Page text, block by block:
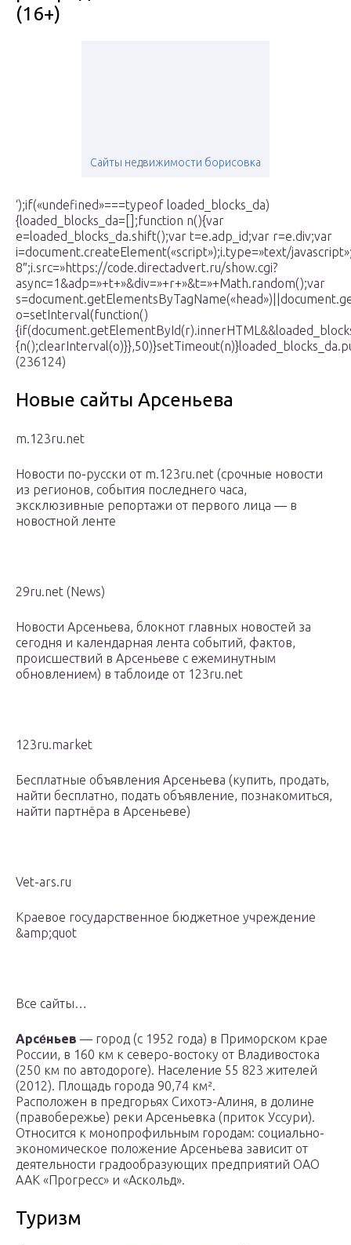
(16+)
Сайты недвижимости борисовка
‘);if(«undefined»===typeof loaded_blocks_da)
{loaded_blocks_da=[];function n(){var
e=loaded_blocks_da.shift();var t=e.adp_id;var r=e.div;var
i=document.createElement(«script»);i.type=»text/
8″;i.src=»https://code.directadvert.ru/show.cgi?
async=1&adp=»+t+»&div=»+r+»&t=»+Math.random();var
o=setInterval(function()
(236124)
Новые сайты Арсеньева
m.123ru.net
Новости по-русски от m.123ru.net (срочные новости
из регионов, события последнего часа,
эксклюзивные репортажи от первого лица — в
новостной ленте
29ru.net (News)
Новости Арсеньева, блокнот главных новостей за
сегодня и календарная лента событий, фактов,
происшествий в Арсеньеве с ежеминутным
обновлением) в таблоиде от 123ru.net
123ru.market
Бесплатные объявления Арсеньева (купить, продать,
найти бесплатно, подать объявление, познакомиться,
найти партнёра в Арсеньеве)
Vet-ars.ru
Краевое государственное бюджетное учреждение
&amp;quot
Все сайты…
Арсе́ньев — город (с 1952 года) в Приморском крае
России, в 160 км к северо-востоку от Владивостока
(250 км по автодороге). Население 55 823 жителей
(2012). Площадь города 90,74 км².
Расположен в предгорьях Сихотэ-Алиня, в долине
(правобережье) реки Арсеньевка (приток Уссури).
Относится к монопрофильным городам: социально-
экономическое положение Арсеньева зависит от
деятельности градообразующих предприятий ОАО
ААК «Прогресс» и «Аскольд».
Туризм